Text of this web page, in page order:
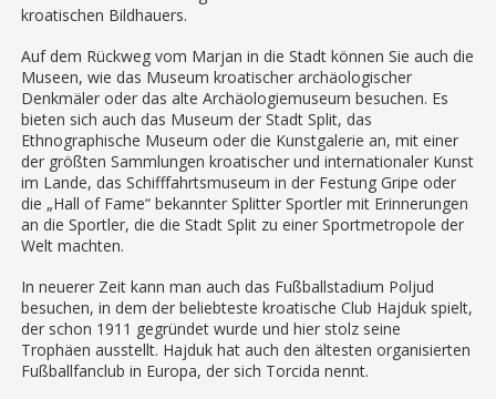
kroatischen Bildhauers.
Auf dem Rückweg vom Marjan in die Stadt können Sie auch die
Museen, wie das Museum kroatischer archäologischer
Denkmäler oder das alte Archäologiemuseum besuchen. Es
bieten sich auch das Museum der Stadt Split, das
Ethnographische Museum oder die Kunstgalerie an, mit einer
der größten Sammlungen kroatischer und internationaler Kunst
im Lande, das Schifffahrtsmuseum in der Festung Gripe oder
die „Hall of Fame“ bekannter Splitter Sportler mit Erinnerungen
an die Sportler, die die Stadt Split zu einer Sportmetropole der
Welt machten.
In neuerer Zeit kann man auch das Fußballstadium Poljud
besuchen, in dem der beliebteste kroatische Club Hajduk spielt,
der schon 1911 gegründet wurde und hier stolz seine
Trophäen ausstellt. Hajduk hat auch den ältesten organisierten
Fußballfanclub in Europa, der sich Torcida nennt.